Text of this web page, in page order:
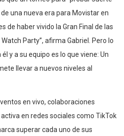
una nueva era para Movistar en
de haber vivido la Gran Final de las
Party”, afirma Gabriel. Pero lo
y a su equipo es lo que viene: Un
llevar a nuevos niveles al
en vivo, colaboraciones
en redes sociales como TikTok
superar cada uno de sus